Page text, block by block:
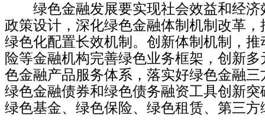
绿色金融发展要实现社会效益和经济
政策设计，深化绿色金融体制机制改革
绿色化配置长效机制。 创新体制机制，
险等金融机构完善绿色业务框架，创新
色金融产品服务体系，落实好绿色金融
绿色金融债券和绿色债务融资工具创新
绿色基金、绿色保险、绿色租赁、第三